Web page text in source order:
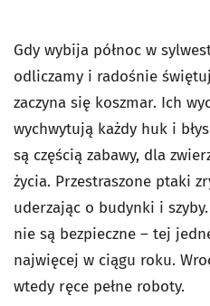
Gdy wybija północ w
odliczamy i radośnie
zaczyna się koszmar. Ich
wychwytują każdy huk i
są częścią zabawy, dla
życia. Przestraszone ptaki
uderzając o budynki i
nie są bezpieczne – tej
najwięcej w ciągu roku.
wtedy ręce pełne roboty.